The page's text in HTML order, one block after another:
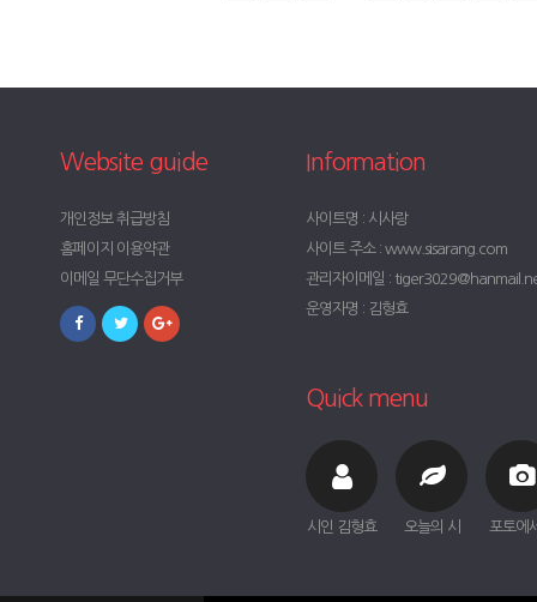
Website guide
개인정보 취급방침
홈페이지 이용약관
이메일 무단수집거부
Information
사이트명 : 시사랑
사이트 주소 : www.sisarang.com
관리자이메일 :
운영자명 : 김형효
Quick menu
시인 김형효 오늘의 시 포토에